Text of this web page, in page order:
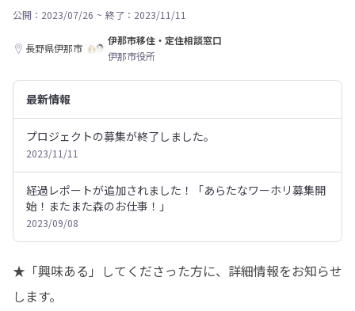
公開：2023/07/26 ~ 終了：2023/11/11
長野県伊那市
伊那市移住・定住相談窓口
伊那市役所
最新情報
プロジェクトの募集が終了しました。
2023/11/11
経過レポートが追加されました！「あらたなワーホリ募集開
始！またまた森のお仕事！」
2023/09/08
★「興味ある」してくださった方に、詳細情報をお知らせ
します。